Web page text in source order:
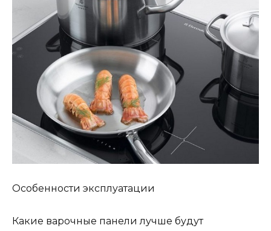
Особенности эксплуатации
Какие варочные панели лучше будут